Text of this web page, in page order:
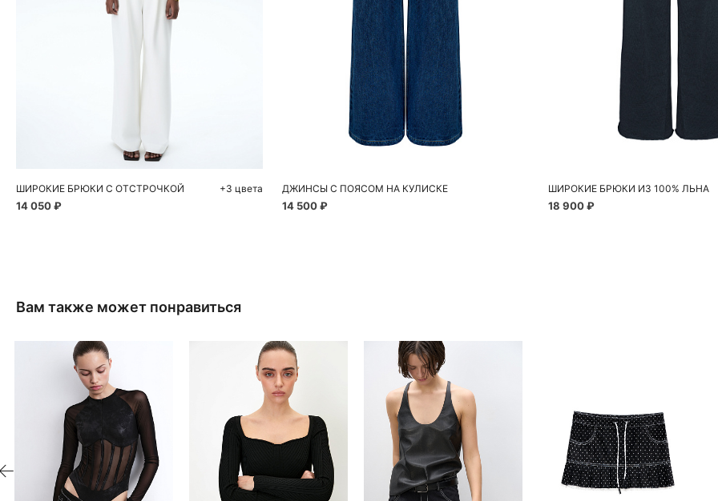
ШИРОКИЕ БРЮКИ С ОТСТРОЧКОЙ
14 050 ₽
+3 цвета
Добавить в корзину
S M
ДЖИНСЫ С ПОЯСОМ НА КУЛИСКЕ
14 500 ₽
Добавить в
ШИРОКИЕ БРЮКИ ИЗ 100% ЛЬНА
18 900 ₽
Вам также может понравиться